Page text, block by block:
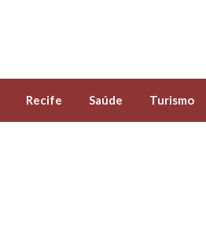
Recife Saúde Turismo